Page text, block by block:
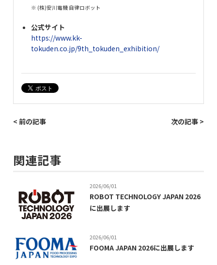
※ (株)安川電機 自律ロボット
公式サイト
https://www.kk-
tokuden.co.jp/9th_tokuden_exhibition/
< 前の記事 次の記事 >
関連記事
2026/06/01
ROBOT TECHNOLOGY JAPAN 2026
に出展します
2026/06/01
FOOMA JAPAN 2026に出展します